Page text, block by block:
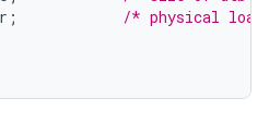
; /* physical load